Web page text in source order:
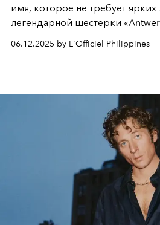
имя, которое не требует
легендарной шестерки
культурных аллюзий.
06.12.2025 by L'Officiel Philippines